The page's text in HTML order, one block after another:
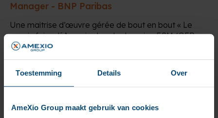
Toestemming Details Over
AmeXio Group maakt gebruik van cookies
Manager - BNP Paribas
Une maitrise d’œuvre gérée de bout en bout « Le
savoir-faire d´Amexio dans le domaine ECM (GED,
BPM, archivage, dématérialisation…) et CCM
(éditique), l´expertise de ses consultants, nous ont
toujours donné pleine et entière satisfaction. Une
relation de confiance établie depuis de nombreuses
années. » – José CAMPOS, Manager – BNP Paribas